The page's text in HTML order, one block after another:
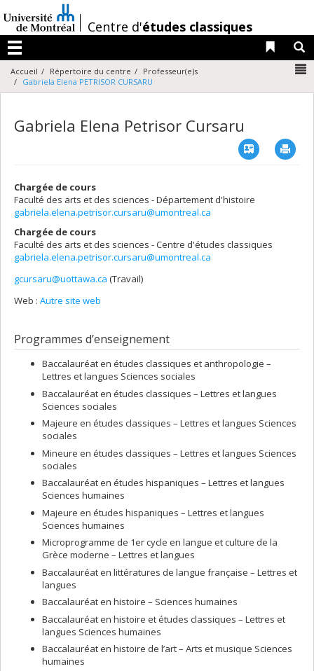
au
contenu
/
Centre d'études classiques
Menu
Liens
Accueil Répertoire du centre
Professeur(e)s
Gabriela Elena PETRISOR CURSARU
Gabriela Elena Petrisor Cursaru
Vcard
Chargée de cours
Faculté des arts et des sciences - Département d'histoire
gabriela.elena.petrisor.cursaru@umontreal.ca
Chargée de cours
Faculté des arts et des sciences - Centre d'études classiques
gabriela.elena.petrisor.cursaru@umontreal.ca
Courriels
gcursaru@uottawa.ca (Travail)
Web : Autre site web
Programmes d’enseignement
Baccalauréat en études classiques et anthropologie –
Lettres et langues Sciences sociales
Baccalauréat en études classiques – Lettres et langues
Sciences sociales
Majeure en études classiques – Lettres et langues Sciences
sociales
Mineure en études classiques – Lettres et langues Sciences
sociales
Baccalauréat en études hispaniques – Lettres et langues
Sciences humaines
Majeure en études hispaniques – Lettres et langues
Sciences humaines
Microprogramme de 1er cycle en langue et culture de la
Grèce moderne – Lettres et langues
Baccalauréat en littératures de langue française – Lettres et
langues
Baccalauréat en histoire – Sciences humaines
Baccalauréat en histoire et études classiques – Lettres et
langues Sciences humaines
Baccalauréat en histoire de l’art – Arts et musique Sciences
humaines